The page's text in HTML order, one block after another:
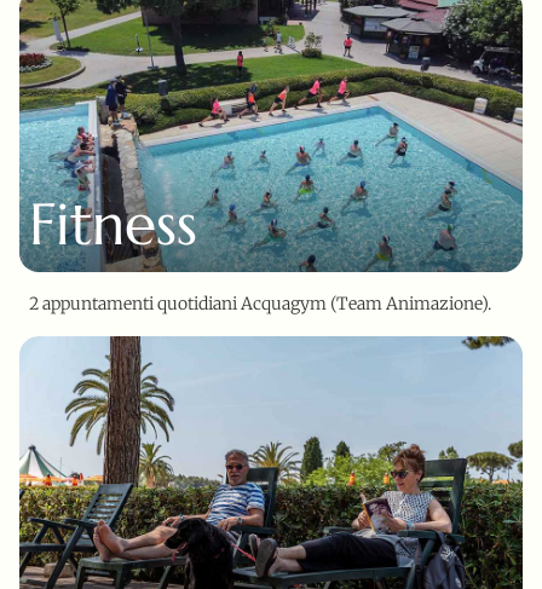
Fitness
2 appuntamenti quotidiani Acquagym (Team Animazione).